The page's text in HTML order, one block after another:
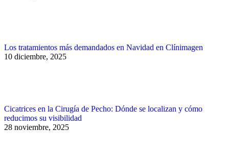
Los tratamientos más demandados en Navidad en Clínimagen
10 diciembre, 2025
Cicatrices en la Cirugía de Pecho: Dónde se localizan y cómo
reducimos su visibilidad
28 noviembre, 2025